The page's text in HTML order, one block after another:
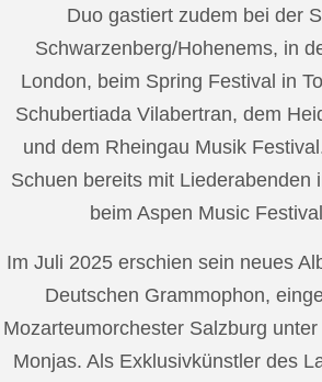
Duo gastiert zudem bei der
Schwarzenberg/Hohenems, in
London, beim Spring Festival in
Schubertiada Vilabertran, dem
und dem Rheingau Musik
Schuen bereits mit Liederabenden
beim Aspen Music
Im Juli 2025 erschien sein neues
Deutschen Grammophon,
Mozarteumorchester Salzburg
Monjas. Als Exklusivkünstler des